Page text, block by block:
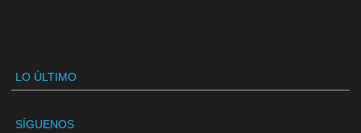
LO ÚLTIMO
SÍGUENOS